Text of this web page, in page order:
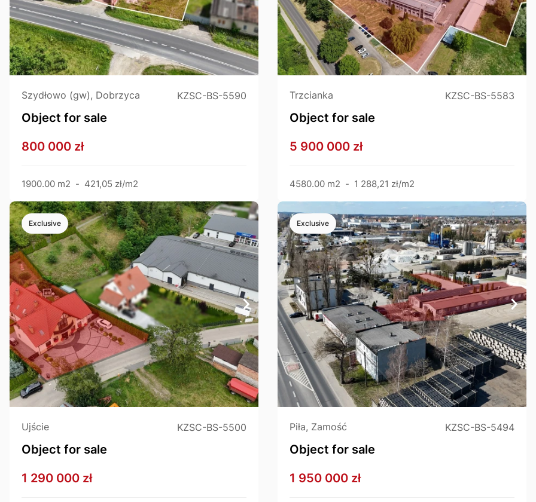
Szydłowo (gw), Dobrzyca KZSC-BS-5590
Object for sale
800 000 zł
1900.00 m2 - 421,05 zł/m2
Trzcianka KZSC-BS-5583
Object for sale
5 900 000 zł
4580.00 m2 - 1 288,21 zł/m2
Exclusive
Ujście KZSC-BS-5500
Object for sale
1 290 000 zł
Exclusive
Piła, Zamość KZSC-BS-5494
Object for sale
1 950 000 zł